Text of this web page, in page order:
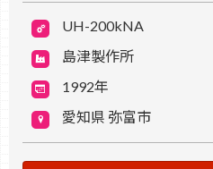
UH-200kNA
島津製作所
1992年
愛知県 弥富市